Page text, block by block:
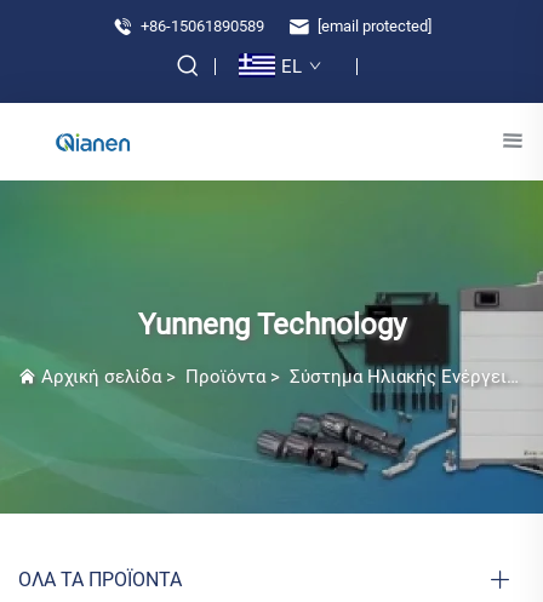
+86-15061890589 [email protected]
EL
Yunneng Technology
Αρχική σελίδα > Προϊόντα > Σύστημα Ηλιακής Ενέργειας για Βεράνδα
ΟΛΑ ΤΑ ΠΡΟΪΟΝΤΑ